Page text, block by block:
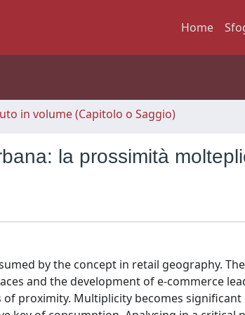
Home
in volume (Capitolo o Saggio)
la prossimità
by the concept in retail geography.
and the development of e-commerce
proximity. Multiplicity becomes significant